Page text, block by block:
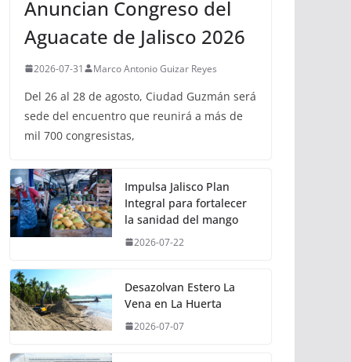
Anuncian Congreso del
Aguacate de Jalisco 2026
2026-07-31 Marco Antonio Guizar Reyes
Del 26 al 28 de agosto, Ciudad Guzmán será
sede del encuentro que reunirá a más de
mil 700 congresistas,
Impulsa Jalisco Plan
Integral para fortalecer
la sanidad del mango
2026-07-22
Desazolvan Estero La
Vena en La Huerta
2026-07-07